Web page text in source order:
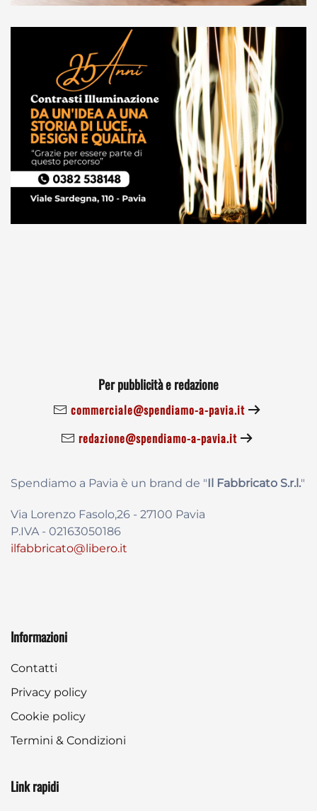
Per pubblicità e redazione
commerciale@spendiamo-a-pavia.it
redazione@spendiamo-a-pavia.it
Spendiamo a Pavia è un brand de "Il Fabbricato S.r.l."
Via Lorenzo Fasolo,26 - 27100 Pavia
P.IVA - 02163050186
ilfabbricato@libero.it
Informazioni
Contatti
Privacy policy
Cookie policy
Termini & Condizioni
Link rapidi